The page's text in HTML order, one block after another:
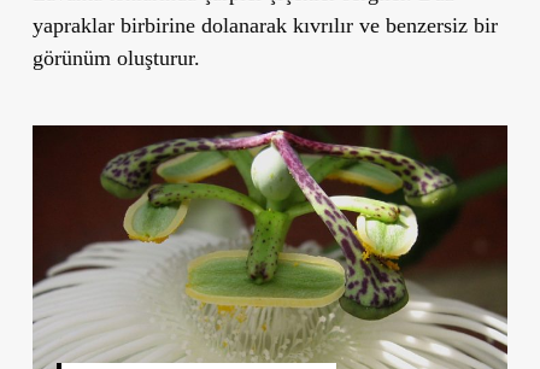
yapraklar birbirine dolanarak kıvrılır ve benzersiz bir
görünüm oluşturur.